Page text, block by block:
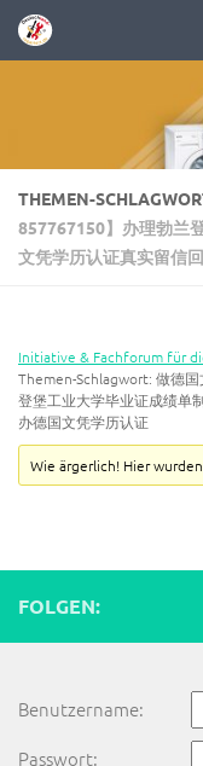
Zum Inhalt springen
THEMEN-
857767150】办理勃兰
文凭学历认证真实留信
Initiative & Fachforum für
Themen-Schlagwort: 做德
登堡工业大学毕业证成绩单
办德国文凭学历认证
Wie ärgerlich! Hier
FOLGEN:
Benutzername:
Passwort: